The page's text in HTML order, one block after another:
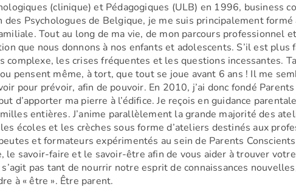
(clinique) et Pédagogiques (ULB) en 1996, business
des Psychologues de Belgique, je me suis principalement
Tout au long de ma vie, de mon parcours professionnel
que nous donnons à nos enfants et adolescents. S’il est
complexe, les crises fréquentes et les questions incessantes.
pensent même, à tort, que tout se joue avant 6 ans ! Il me
pour prévoir, afin de pouvoir. En 2010, j’ai donc fondé
d’apporter ma pierre à l’édifice. Je reçois en guidance
entières. J’anime parallèlement la grande majorité des
écoles et les crèches sous forme d’ateliers destinés aux
et formateurs expérimentés au sein de Parents
le savoir-faire et le savoir-être afin de vous aider à trouver
pas tant de nourrir notre esprit de connaissances
à « être ». Être parent.